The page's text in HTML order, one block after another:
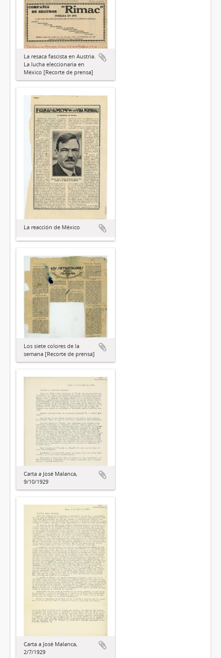
La resaca fascista en Austria.
La lucha eleccionaria en
México [Recorte de prensa]
La reacción de México
Los siete colores de la
semana [Recorte de prensa]
Carta a José Malanca,
9/10/1929
Carta a José Malanca,
2/7/1929